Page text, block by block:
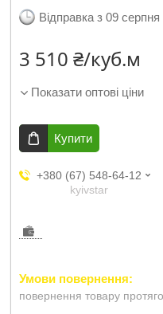
Відправка з 09
3 510 ₴/куб.м
Показати оптові ціни
Купити
+380 (67) 548-64-12
kyivstar
повернення товару